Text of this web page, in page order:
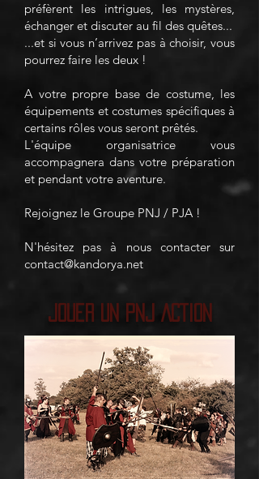
préfèrent les intrigues, les mystères,
échanger et discuter au fil des quêtes...
...et si vous n’arrivez pas à choisir, vous
pourrez faire les deux !
A votre propre base de costume, les
équipements et costumes spécifiques à
certains rôles vous seront prêtés.
L'équipe organisatrice vous
accompagnera dans votre préparation
et pendant votre aventure.
Rejoignez le Groupe PNJ / PJA !
N'hésitez pas à nous contacter sur
contact@kandorya.net
Jouer un PNJ ACTION